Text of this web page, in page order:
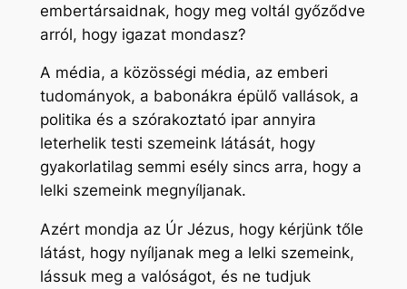
embertársaidnak, hogy meg voltál győződve
arról, hogy igazat mondasz?
A média, a közösségi média, az emberi
tudományok, a babonákra épülő vallások, a
politika és a szórakoztató ipar annyira
leterhelik testi szemeink látását, hogy
gyakorlatilag semmi esély sincs arra, hogy a
lelki szemeink megnyíljanak.
Azért mondja az Úr Jézus, hogy kérjünk tőle
látást, hogy nyíljanak meg a lelki szemeink,
lássuk meg a valóságot, és ne tudjuk